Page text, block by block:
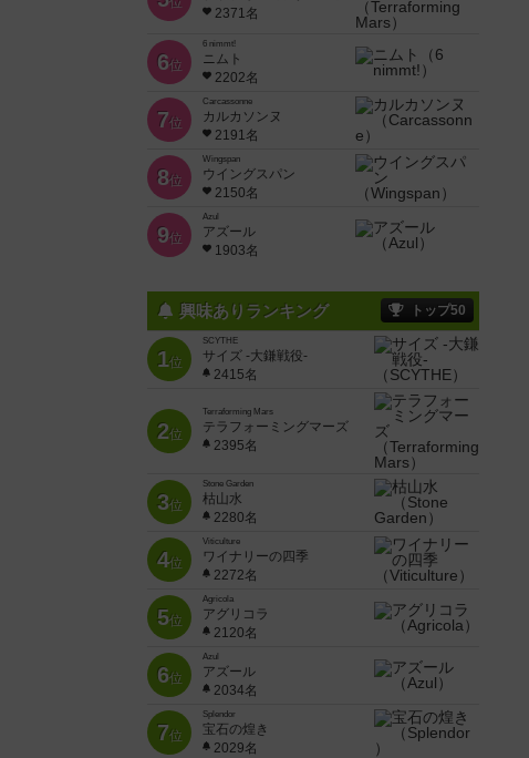
2371名
6位
6 nimmt!
ニムト
2202名
7位
Carcassonne
カルカソンヌ
2191名
8位
Wingspan
ウイングスパン
2150名
9位
Azul
アズール
1903名
興味ありランキング トップ50
1位
SCYTHE
サイズ -大鎌戦役-
2415名
2位
Terraforming Mars
テラフォーミングマーズ
2395名
3位
Stone Garden
枯山水
2280名
4位
Viticulture
ワイナリーの四季
2272名
5位
Agricola
アグリコラ
2120名
6位
Azul
アズール
2034名
7位
Splendor
宝石の煌き
2029名